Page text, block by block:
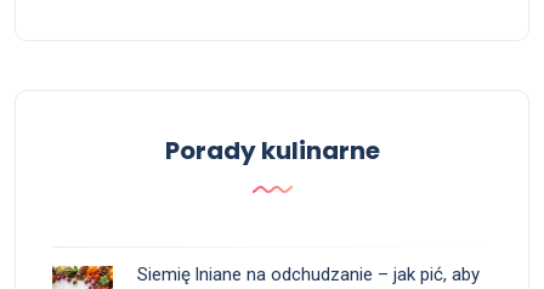
Porady kulinarne
Siemię lniane na odchudzanie – jak pić, aby